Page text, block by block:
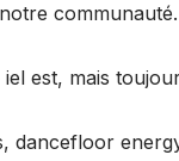
communauté.
est, mais
dancefloor